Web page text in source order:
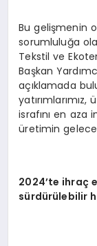
Bu gelişmenin
sorumluluğa
Tekstil ve
Başkan
açıklamada
israfını en aza
üretimin
2024’te ihraç
sürdürülebilir